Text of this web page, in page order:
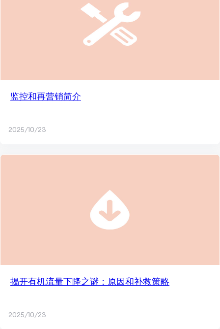
监控和再营销简介
2025/10/23
揭开有机流量下降之谜：原因和补救策略
2025/10/23